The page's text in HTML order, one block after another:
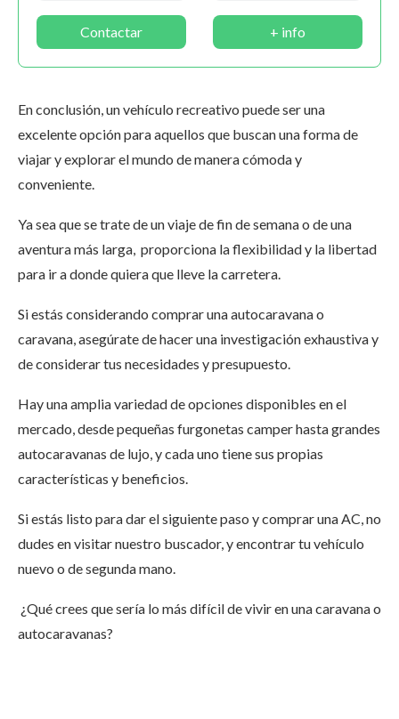
Contactar + info
En conclusión, un vehículo recreativo puede ser una
excelente opción para aquellos que buscan una forma de
viajar y explorar el mundo de manera cómoda y
conveniente.
Ya sea que se trate de un viaje de fin de semana o de una
aventura más larga, proporciona la flexibilidad y la libertad
para ir a donde quiera que lleve la carretera.
Si estás considerando comprar una autocaravana o
caravana, asegúrate de hacer una investigación exhaustiva y
de considerar tus necesidades y presupuesto.
Hay una amplia variedad de opciones disponibles en el
mercado, desde pequeñas furgonetas camper hasta grandes
autocaravanas de lujo, y cada uno tiene sus propias
características y beneficios.
Si estás listo para dar el siguiente paso y comprar una AC, no
dudes en visitar nuestro buscador, y encontrar tu vehículo
nuevo o de segunda mano.
¿Qué crees que sería lo más difícil de vivir en una caravana o
autocaravanas?